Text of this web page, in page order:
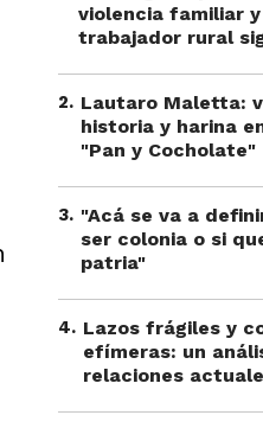
violencia familiar
trabajador rural
2. Lautaro Maletta:
historia y harina
"Pan y Cocholate"
3. "Acá se va a
ser colonia o si
patria"
4. Lazos frágiles y
efímeras: un
relaciones